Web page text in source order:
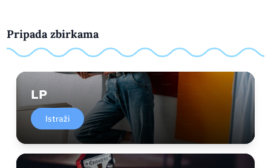
Pripada zbirkama
LP
Istraži